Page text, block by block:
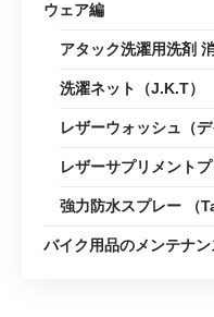
ウェア編
アタック洗濯用洗剤
洗濯ネット（J.K.T）
レザーウォッシュ（デ
レザーサプリメントプ
強力防水スプレー （
バイク用品のメンテナ